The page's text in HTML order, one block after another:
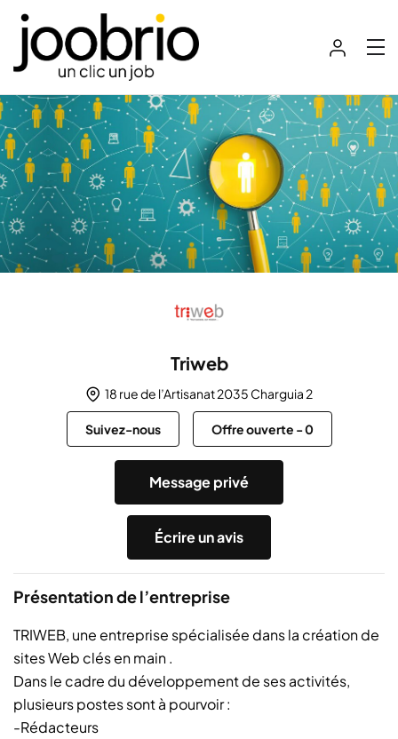
Triweb
18 rue de l’Artisanat 2035 Charguia 2
Suivez-nous Offre ouverte -0
Message privé
Écrire un avis
Présentation de l’entreprise
TRIWEB, une entreprise spécialisée dans la création de
sites Web clés en main .
Dans le cadre du développement de ses activités,
plusieurs postes sont à pourvoir :
-Rédacteurs